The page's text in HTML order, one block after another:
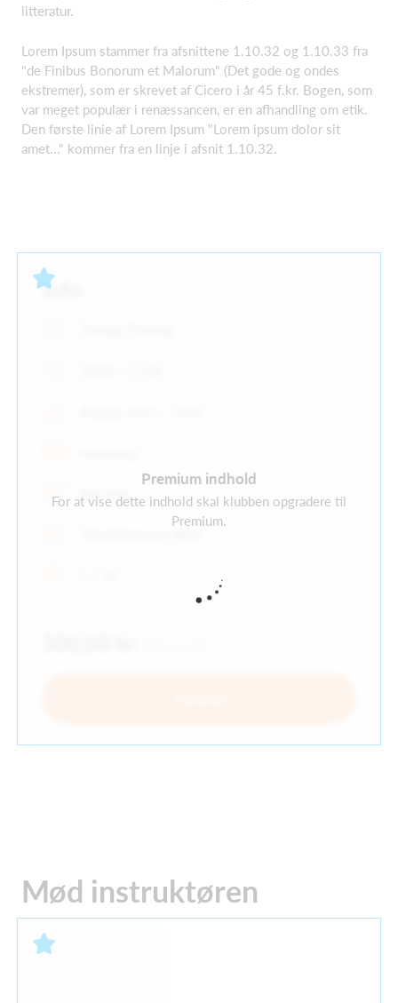
litteratur.
Lorem Ipsum stammer fra afsnittene 1.10.32 og 1.10.33 fra
"de Finibus Bonorum et Malorum" (Det gode og ondes
ekstremer), som er skrevet af Cicero i år 45 f.kr. Bogen, som
var meget populær i renæssancen, er en afhandling om etik.
Den første linie af Lorem Ipsum "Lorem ipsum dolor sit
amet..." kommer fra en linje i afsnit 1.10.32.
Premium indhold
For at vise dette indhold skal klubben opgradere til
Premium.
Info
Mød instruktøren